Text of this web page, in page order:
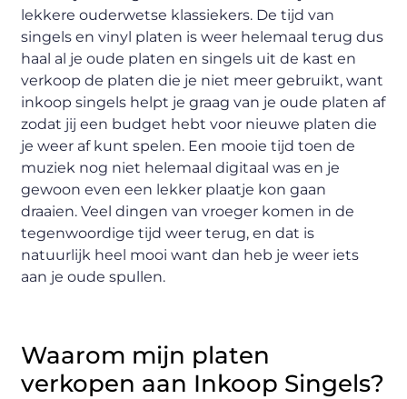
lekkere ouderwetse klassiekers. De tijd van
singels en vinyl platen is weer helemaal terug dus
haal al je oude platen en singels uit de kast en
verkoop de platen die je niet meer gebruikt, want
inkoop singels helpt je graag van je oude platen af
zodat jij een budget hebt voor nieuwe platen die
je weer af kunt spelen. Een mooie tijd toen de
muziek nog niet helemaal digitaal was en je
gewoon even een lekker plaatje kon gaan
draaien. Veel dingen van vroeger komen in de
tegenwoordige tijd weer terug, en dat is
natuurlijk heel mooi want dan heb je weer iets
aan je oude spullen.
Waarom mijn platen
verkopen aan Inkoop Singels?